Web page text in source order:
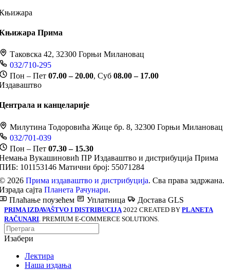
Прима
Таковска 42, 32300 Горњи Милановац
032/710-295
Пон – Пет 07.00 – 20.00, Суб 08.00 – 17.00
и канцеларије
Милутина Тодоровића Жице бр. 8, 32300 Горњи Милановац
032/701-039
Пон – Пет 07.30 – 15.30
Вукашиновић ПР Издаваштво и дистрибуција Прима
101153146 Матични број: 55071284
2026 Прима издаваштво и дистрибуција. Сва права задржана.
сајта Планета Рачунари.
Плаћање поузећем
Уплатница Достава GLS
PRIMA IZDAVAŠTVO I DISTRIBUCIJA 2022 CREATED BY PLANETA
RAČUNARI . PREMIUM E-COMMERCE SOLUTIONS.
Изабери
Лектира
Наша издања